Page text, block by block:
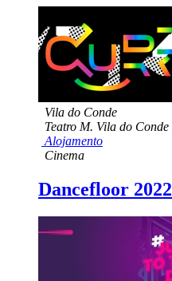
Vila do Conde
Teatro M. Vila do Conde
Alojamento
Cinema
Dancefloor 2022